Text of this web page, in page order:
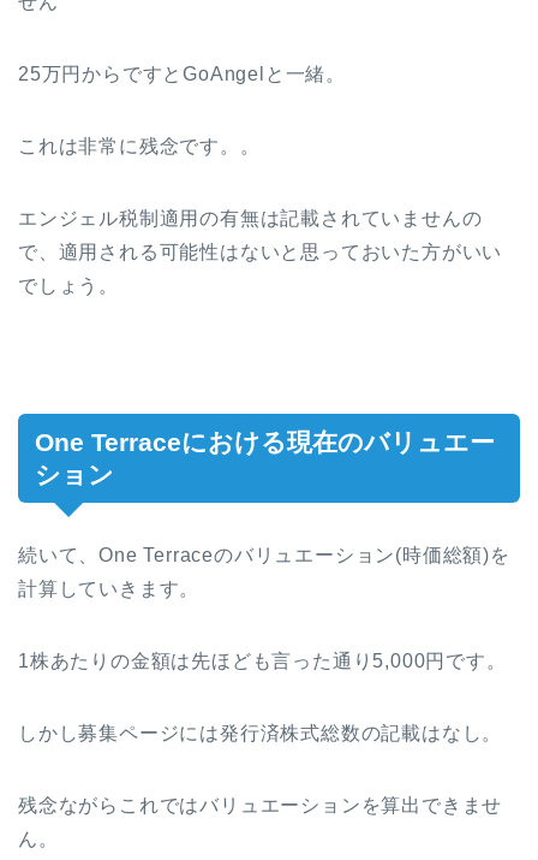
25万円からですとGoAngelと一緒。
これは非常に残念です。。
エンジェル税制適用の有無は記載されていませんの
で、適用される可能性はないと思っておいた方がいい
でしょう。
One Terraceにおける現在のバリュエー
ション
続いて、One Terraceのバリュエーション(時価総額)を
計算していきます。
1株あたりの金額は先ほども言った通り5,000円です。
しかし募集ページには発行済株式総数の記載はなし。
残念ながらこれではバリュエーションを算出できませ
ん。